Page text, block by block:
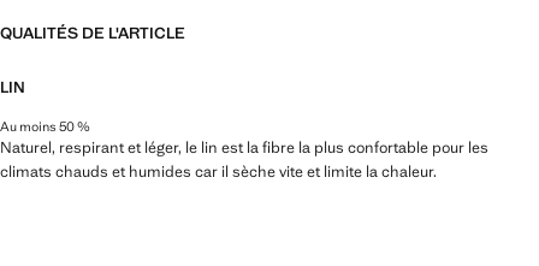
QUALITÉS DE L'ARTICLE
LIN
Au moins 50 %
Naturel, respirant et léger, le lin est la fibre la plus confortable pour les
climats chauds et humides car il sèche vite et limite la chaleur.